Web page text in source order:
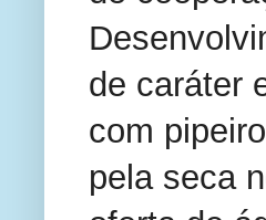
de caráter
com
pela seca